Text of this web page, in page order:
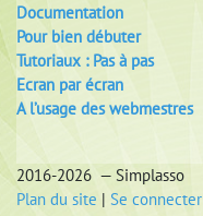
Documentation
Pour bien débuter
Tutoriaux : Pas à pas
Ecran par écran
A l’usage des webmestres
2016-2026 — Simplasso
Plan du site | Se connecter